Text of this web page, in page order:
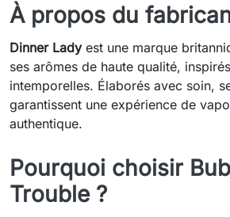
À propos du
Dinner Ladyest une marque
ses arômes de haute qualité,
intemporelles. Élaborés avec soin,
garantissent une expérience de
authentique.
Pourquoi choisir
Trouble ?